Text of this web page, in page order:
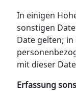
In einigen
sonstigen
Date gelten;
mit dieser
Erfassung